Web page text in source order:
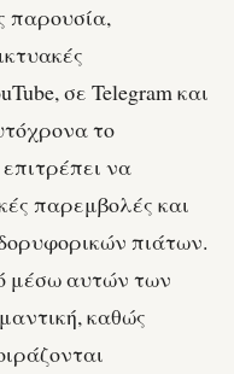
παρουσία,
σε Telegram και
το
να
παρεμβολές και
πιάτων.
μέσω αυτών των
καθώς